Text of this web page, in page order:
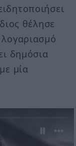
θέλησε
δημόσια
μία